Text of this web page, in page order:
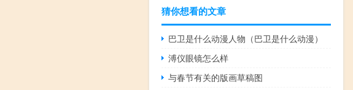
猜你想看的文章
巴卫是什么动漫人物（巴卫是什么动漫）
溥仪眼镜怎么样
与春节有关的版画草稿图